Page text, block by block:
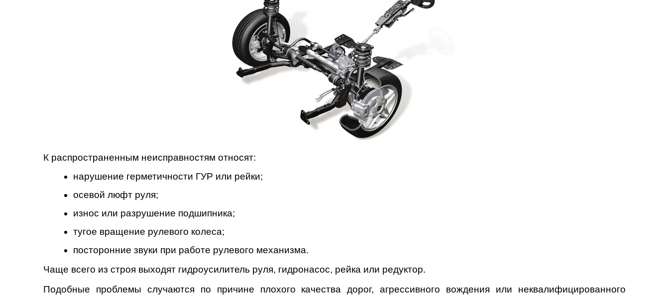
К распространенным неисправностям относят:
нарушение герметичности ГУР или рейки;
осевой люфт руля;
износ или разрушение подшипника;
тугое вращение рулевого колеса;
посторонние звуки при работе рулевого механизма.
Чаще всего из строя выходят гидроусилитель руля, гидронасос, рейка или редуктор.
Подобные проблемы случаются по причине плохого качества дорог, агрессивного вождения или неквалифицированного